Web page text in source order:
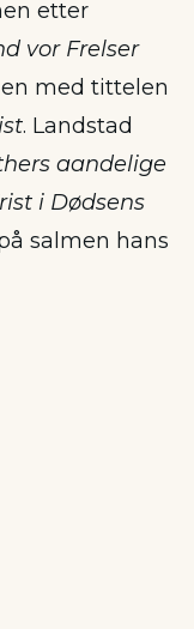
etter
vor Frelser
med tittelen
. Landstad
aandelige
i Dødsens
salmen hans